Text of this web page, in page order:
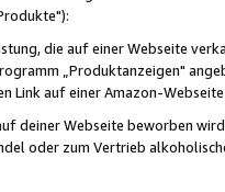
die auf einer Webseite
„Produktanzeigen"
Link auf einer Amazon-
deiner Webseite beworben
oder zum Vertrieb